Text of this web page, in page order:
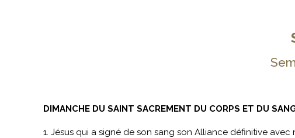
DIMANCHE DU SAINT SACREMENT DU CORPS ET DU
1. Jésus qui a signé de son sang son Alliance définitive avec